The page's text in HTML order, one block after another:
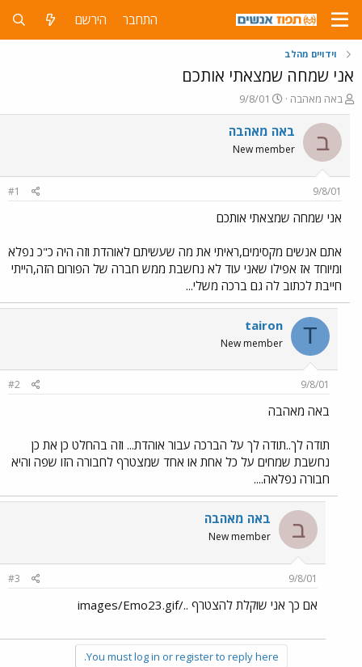
התחבר הירשם
וידויים מהלב
אני שמחה שמצאתי אותכם
פ
ו
ת
ח
ה
ש
א
באה מאהבה
פ
ו
ר
ם
ר
9/8/01
ב באה מאהבה
New member
9/8/01
#1
אני שמחה שמצאתי אותכם
אתם אנשים מקסימים,ראיתי את מה שעשיתם לאוהדת וזה היה כ"כ נפלא
ומיוחד אז אפילו שאני עוד לא נחשבת ממש חברה של הפורום הזה,הייתי
חייבת לכתוב לה גם ברכה משלי...
T
tairon
New member
9/8/01
#2
באה מאהבה
תודה לך..תודה לך על הברכה עבור אוהדת... וזה בהחלט כן את כן
נחשבת שמחים על כל אחת או אחד שמצטרף לחבורה הזו שפה והיא
חבורה נפלאה....
ב באה מאהבה
New member
9/8/01
#3
אם כך אני שוקלת להצטרף ../images/Emo23.gif
You must log in or register to reply here.